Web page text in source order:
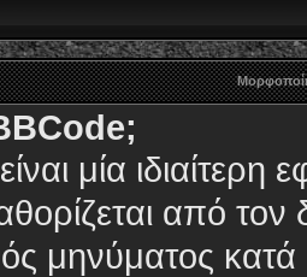
μία
από τον
μηνύματος